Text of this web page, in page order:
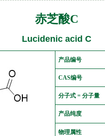
赤芝酸C
Lucidenic acid C
产品编号
CAS编号
分子式 = 分子量
产品纯度
物理属性